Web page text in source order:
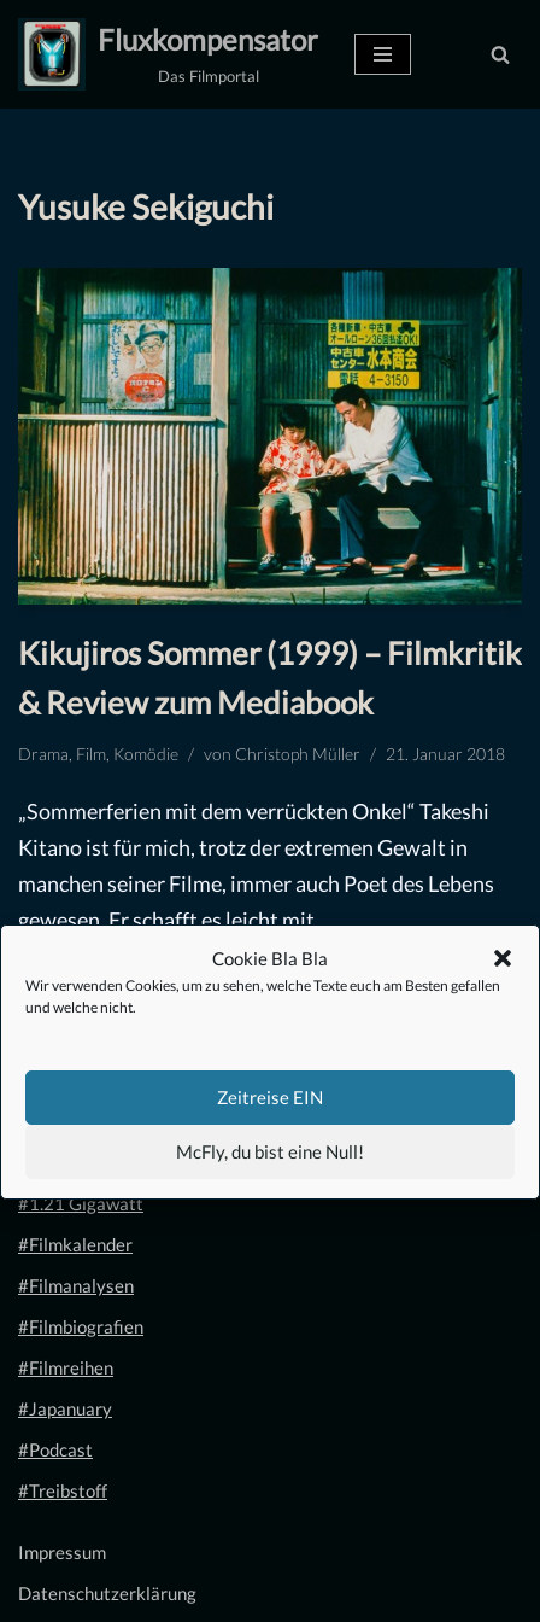
Cookie Bla Bla
Wir verwenden Cookies, um zu sehen, welche Texte euch am Besten gefallen
und welche nicht.
Zeitreise EIN
McFly, du bist eine Null!
Zum
Inhalt
Fluxkompensator
Das Filmportal
Yusuke Sekiguchi
Kikujiros Sommer (1999) – Filmkritik
& Review zum Mediabook
Drama Film Komödie von Christoph Müller 21. Januar 2018
„Sommerferien mit dem verrückten Onkel“ Takeshi
Kitano ist für mich, trotz der extremen Gewalt in
manchen seiner Filme, immer auch Poet des Lebens
gewesen. Er schafft es leicht mit
Weiterlesen »
#1.21 Gigawatt
#Filmkalender
#Filmanalysen
#Filmbiografien
#Filmreihen
#Japanuary
#Podcast
#Treibstoff
Impressum
Datenschutzerklärung